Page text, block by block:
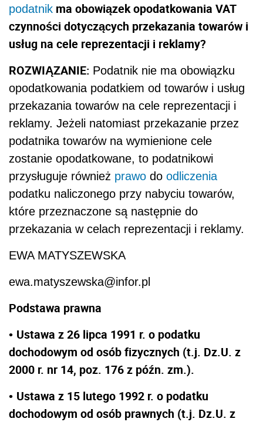
podatnik ma obowiązek opodatkowania VAT
czynności dotyczących przekazania towarów i
usług na cele reprezentacji i reklamy?
ROZWIĄZANIE: Podatnik nie ma obowiązku
opodatkowania podatkiem od towarów i usług
przekazania towarów na cele reprezentacji i
reklamy. Jeżeli natomiast przekazanie przez
podatnika towarów na wymienione cele
zostanie opodatkowane, to podatnikowi
przysługuje również prawo do odliczenia
podatku naliczonego przy nabyciu towarów,
które przeznaczone są następnie do
przekazania w celach reprezentacji i reklamy.
EWA MATYSZEWSKA
ewa.matyszewska@infor.pl
Podstawa prawna
• Ustawa z 26 lipca 1991 r. o podatku
dochodowym od osób fizycznych (t.j. Dz.U. z
2000 r. nr 14, poz. 176 z późn. zm.).
• Ustawa z 15 lutego 1992 r. o podatku
dochodowym od osób prawnych (t.j. Dz.U. z